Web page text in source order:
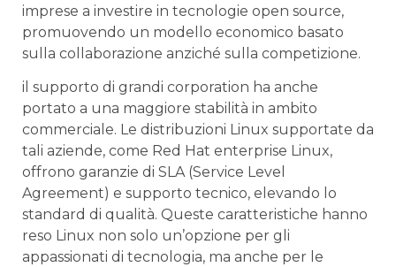
imprese a investire in tecnologie open source,⁣
promuovendo⁢ un modello economico basato
sulla collaborazione anziché sulla competizione.
il supporto di grandi corporation⁤ ha anche
⁣portato‍ a una maggiore stabilità in⁢ ambito
commerciale. Le distribuzioni Linux supportate da⁢
tali ⁣aziende, come Red Hat enterprise Linux,
offrono garanzie di SLA ⁤(Service Level​
Agreement) ‍e ⁢supporto tecnico, ‌elevando lo
standard ‍di qualità. Queste caratteristiche hanno
reso Linux non ⁢solo un’opzione per gli⁢
appassionati di tecnologia,⁢ ma​ anche⁣ per le​